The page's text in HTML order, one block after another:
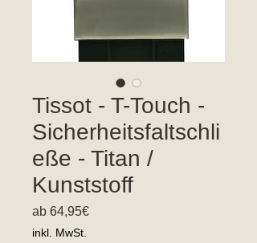
Tissot - T-Touch -
Sicherheitsfaltschli
eße - Titan /
Kunststoff
ab 64,95€Sale-
inkl. MwSt.